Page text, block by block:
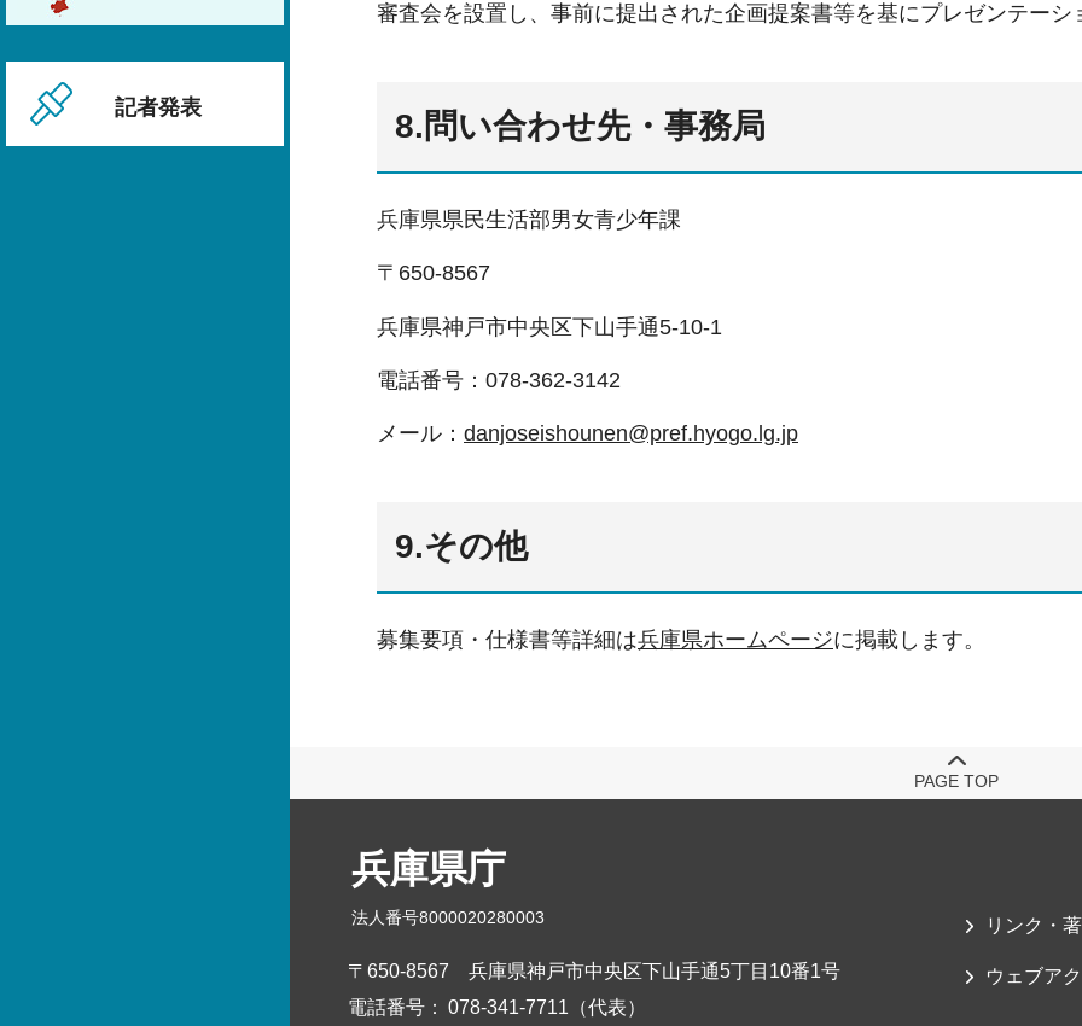
記者発表
審査会を設置し、事前に提出された企画提案書等を基にプレゼンテー
8.問い合わせ先・事務局
兵庫県県民生活部男女青少年課
〒650-8567
兵庫県神戸市中央区下山手通5-10-1
電話番号：078-362-3142
メール： danjoseishounen@pref.hyogo.lg.jp
9.その他
募集要項・仕様書等詳細は兵庫県ホームページに掲載します。
PAGE TOP
兵庫県庁
法人番号8000020280003
〒650-8567
兵庫県神戸市中央区下山手通5丁目10番1号
電話番号： 078-341-7711（代表）
リンク・
ウェブア